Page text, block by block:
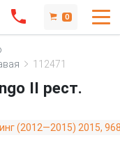
0
112471
II рест.